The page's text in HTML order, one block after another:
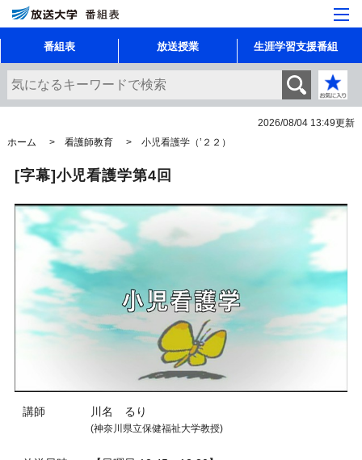
番組表 放送授業 生涯学習支援番組
2026/08/04 13:49更新
ホーム
看護師教育 小児看護学（’２２）
[字幕]小児看護学第4回
講師 川名 るり
(神奈川県立保健福祉大学教授)